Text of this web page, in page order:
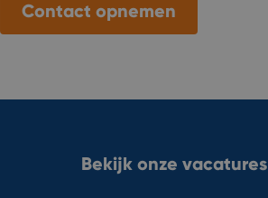
Contact opnemen
Bekijk onze vacatures